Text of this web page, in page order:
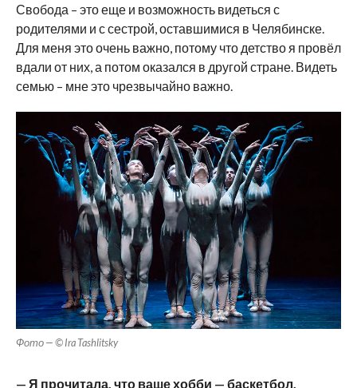
Свобода – это еще и возможность видеться с
родителями и с сестрой, оставшимися в Челябинске.
Для меня это очень важно, потому что детство я провёл
вдали от них, а потом оказался в другой стране. Видеть
семью – мне это чрезвычайно важно.
Фото — © Ira Tashlitsky
— Я прочитала, что ваше хобби — баскетбол.